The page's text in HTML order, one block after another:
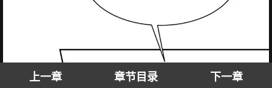
上一章 章节目录 下一章